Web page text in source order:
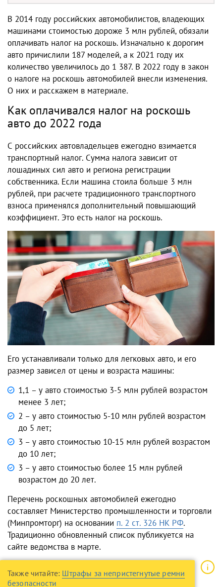
В 2014 году российских автомобилистов, владеющих
машинами стоимостью дороже 3 млн рублей, обязали
оплачивать налог на роскошь. Изначально к дорогим
авто причислили 187 моделей, а к 2021 году их
количество увеличилось до 1 387. В 2022 году в закон
о налоге на роскошь автомобилей внесли изменения.
О них и расскажем в материале.
Как оплачивался налог на роскошь
авто до 2022 года
С российских автовладельцев ежегодно взимается
транспортный налог. Сумма налога зависит от
лошадиных сил авто и региона регистрации
собственника. Если машина стоила больше 3 млн
рублей, при расчете традиционного транспортного
взноса применялся дополнительный повышающий
коэффициент. Это есть налог на роскошь.
Его устанавливали только для легковых авто, и его
размер зависел от цены и возраста машины:
1,1 – у авто стоимостью 3-5 млн рублей возрастом
менее 3 лет;
2 – у авто стоимостью 5-10 млн рублей возрастом
до 5 лет;
3 – у авто стоимостью 10-15 млн рублей возрастом
до 10 лет;
3 – у авто стоимостью более 15 млн рублей
возрастом до 20 лет.
Перечень роскошных автомобилей ежегодно
составляет Министерство промышленности и торговли
(Минпромторг) на основании п. 2 ст. 326 НК РФ.
Традиционно обновленный список публикуется на
сайте ведомства в марте.
Также читайте: Штрафы за непристегнутые ремни
безопасности